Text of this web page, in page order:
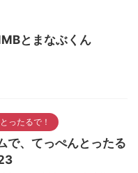
とまなぶくん
ったるで！
で、てっぺんとったる